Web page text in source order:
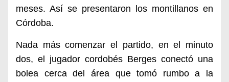
meses. Así se presentaron los montillanos en
Córdoba.
Nada más comenzar el partido, en el minuto
dos, el jugador cordobés Berges conectó una
bolea cerca del área que tomó rumbo a la